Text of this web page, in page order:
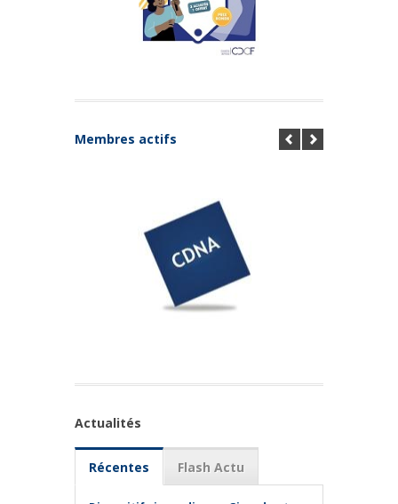
Membres actifs
Actualités
Récentes Flash Actu